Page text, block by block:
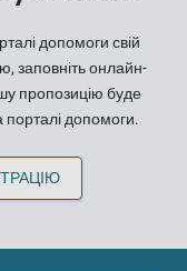
допомоги свій
заповніть онлайн-
пропозицію буде
порталі допомоги.